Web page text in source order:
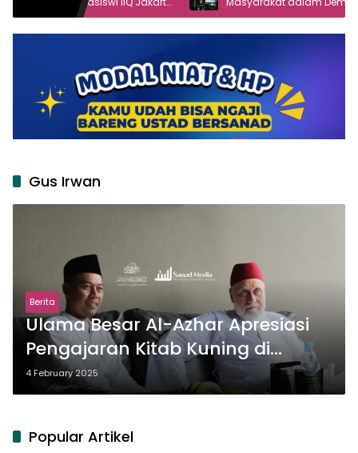
Gus Irwan
Berita
Ulama Besar Al-Azhar Apresiasi
Pengajaran Kitab Kuning di
Pesantren Indonesia
4 February 2025
Popular Artikel